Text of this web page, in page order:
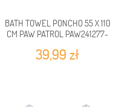
BATH TOWEL PONCHO 55 X 110
CM PAW PATROL PAW241277-
39,99 zł